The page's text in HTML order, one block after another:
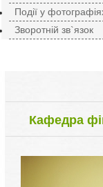
Події у
Зворотній зв`язок
Кафедра